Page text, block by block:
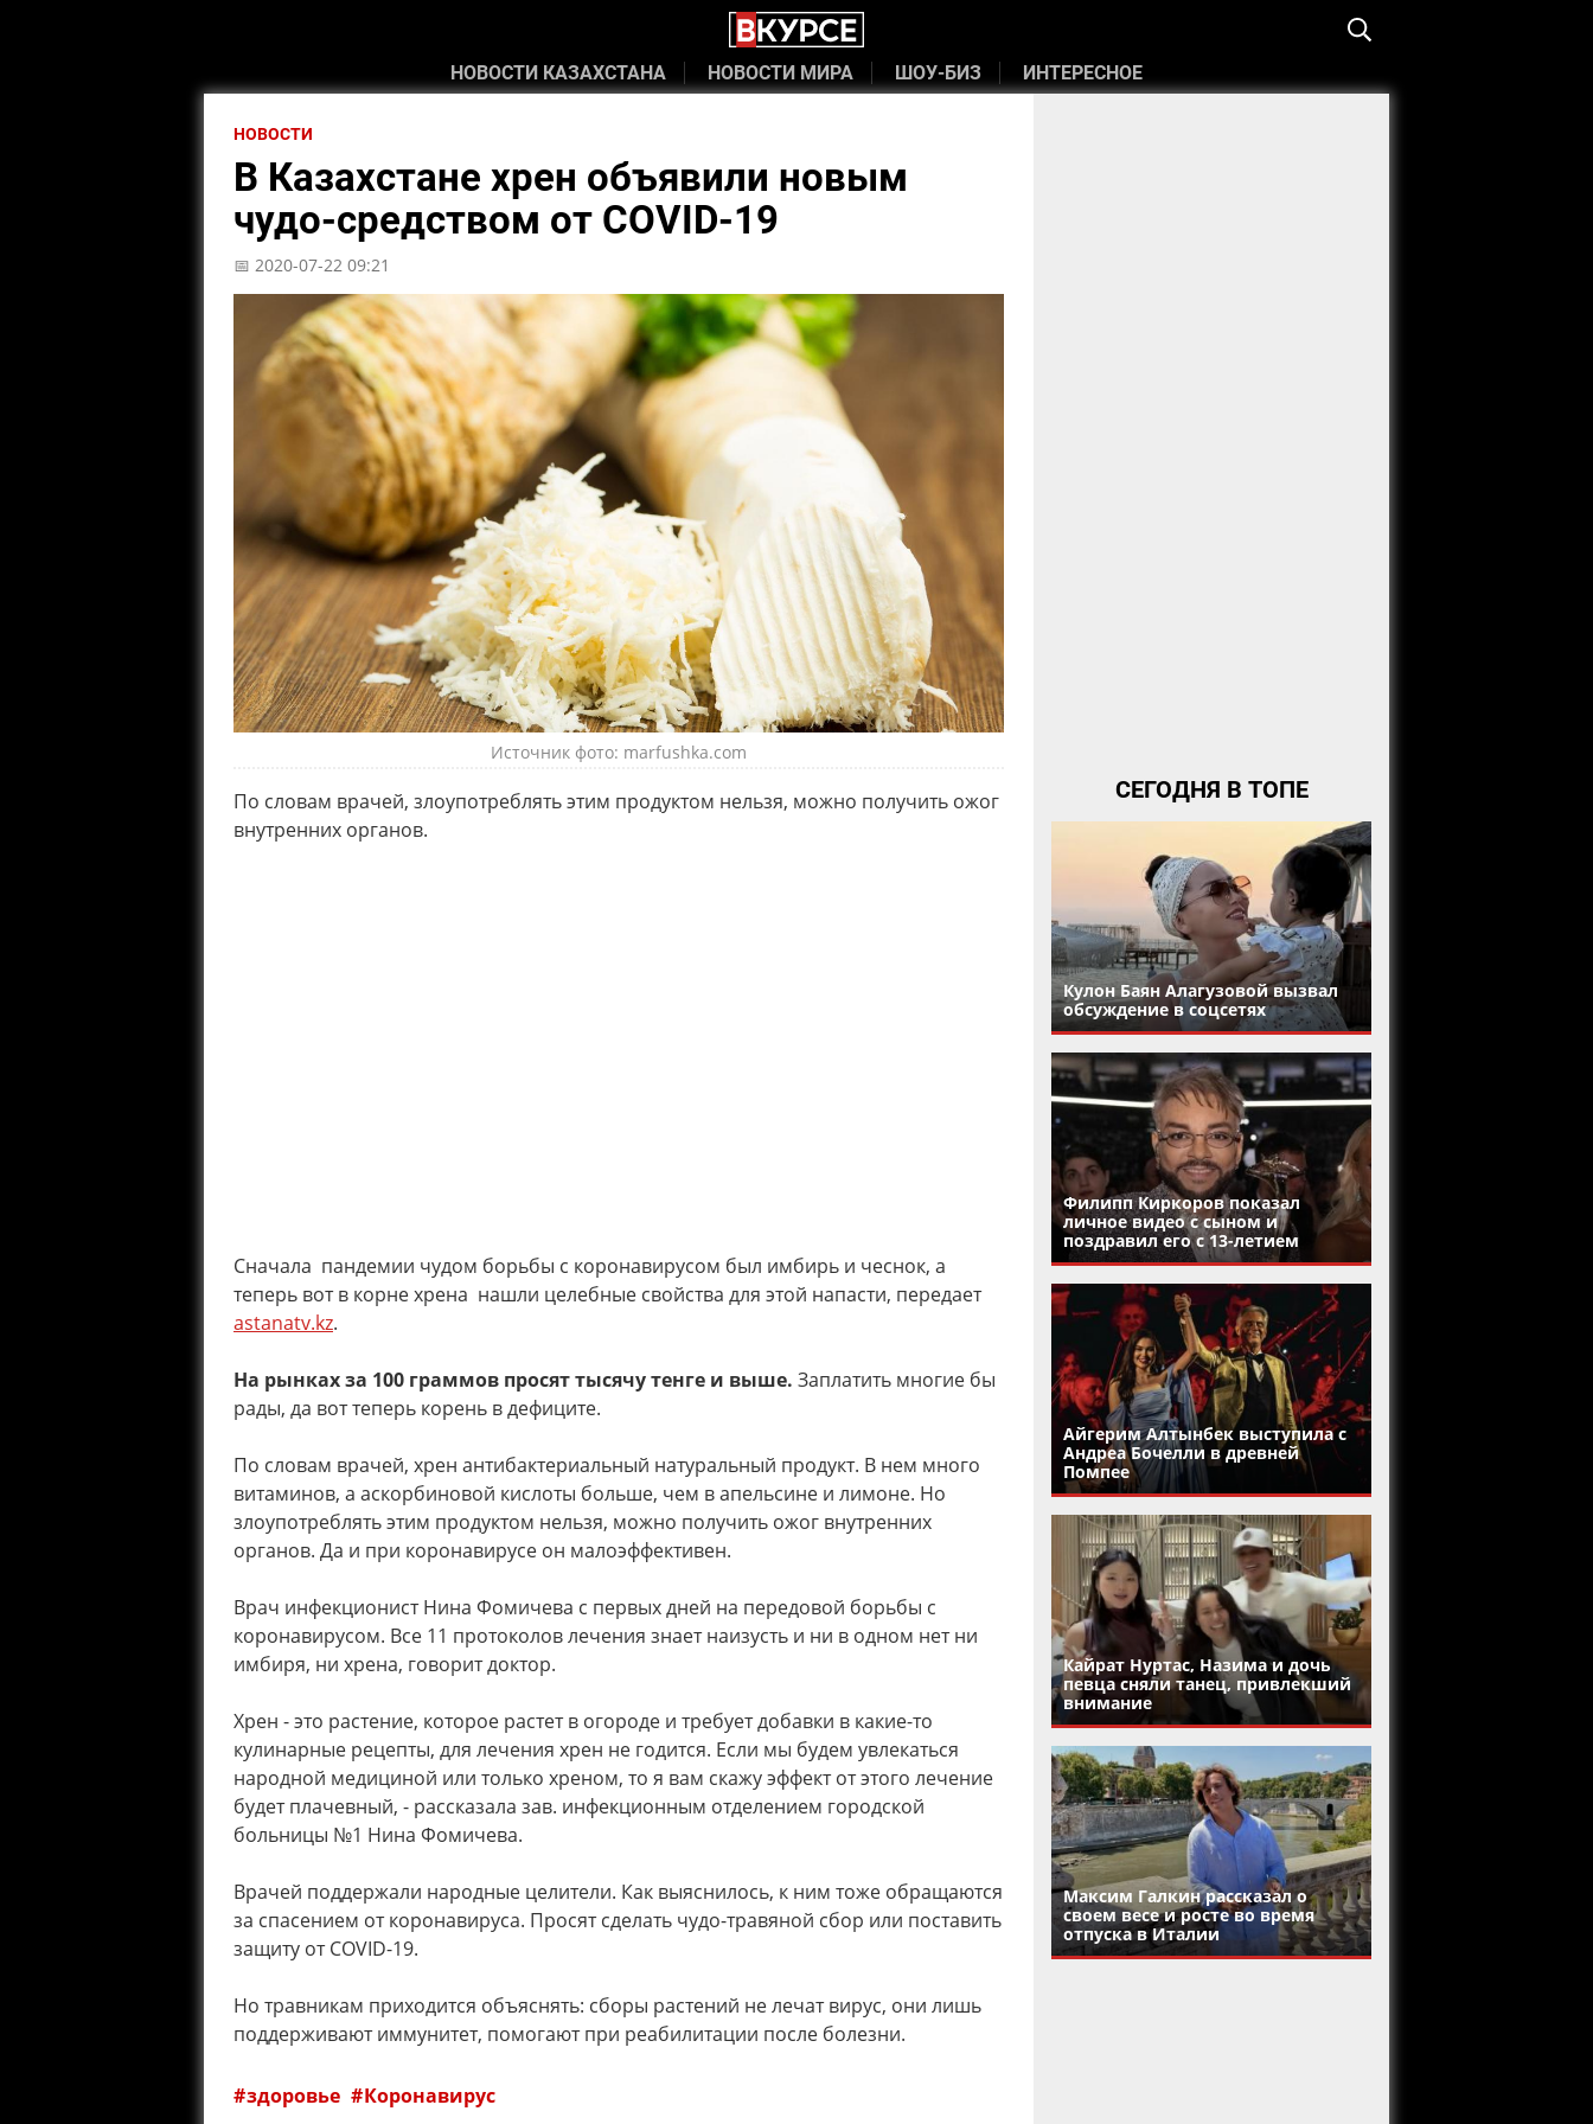
НОВОСТИ КАЗАХСТАНА НОВОСТИ МИРА ШОУ-БИЗ ИНТЕРЕСНОЕ
НОВОСТИ
В Казахстане хрен объявили новым
чудо-средством от COVID-19
📅 2020-07-22 09:21
Источник фото: marfushka.com
По словам врачей, злоупотреблять этим продуктом нельзя, можно получить ожог
внутренних органов.
Сначала пандемии чудом борьбы с коронавирусом был имбирь и чеснок, а
теперь вот в корне хрена нашли целебные свойства для этой напасти, передает
astanatv.kz.
На рынках за 100 граммов просят тысячу тенге и выше. Заплатить многие бы
рады, да вот теперь корень в дефиците.
По словам врачей, хрен антибактериальный натуральный продукт. В нем много
витаминов, а аскорбиновой кислоты больше, чем в апельсине и лимоне. Но
злоупотреблять этим продуктом нельзя, можно получить ожог внутренних
органов. Да и при коронавирусе он малоэффективен.
Врач инфекционист Нина Фомичева с первых дней на передовой борьбы с
коронавирусом. Все 11 протоколов лечения знает наизусть и ни в одном нет ни
имбиря, ни хрена, говорит доктор.
Хрен - это растение, которое растет в огороде и требует добавки в какие-то
кулинарные рецепты, для лечения хрен не годится. Если мы будем увлекаться
народной медициной или только хреном, то я вам скажу эффект от этого лечение
будет плачевный, - рассказала зав. инфекционным отделением городской
больницы №1 Нина Фомичева.
Врачей поддержали народные целители. Как выяснилось, к ним тоже обращаются
за спасением от коронавируса. Просят сделать чудо-травяной сбор или поставить
защиту от COVID-19.
Но травникам приходится объяснять: сборы растений не лечат вирус, они лишь
поддерживают иммунитет, помогают при реабилитации после болезни.
здоровье Коронавирус
СЕГОДНЯ В ТОПЕ
Кулон Баян Алагузовой вызвал
обсуждение в соцсетях
Филипп Киркоров показал
личное видео с сыном и
поздравил его с 13-летием
Айгерим Алтынбек выступила с
Андреа Бочелли в древней
Помпее
Кайрат Нуртас, Назима и дочь
певца сняли танец, привлекший
внимание
Максим Галкин рассказал о
своем весе и росте во время
отпуска в Италии